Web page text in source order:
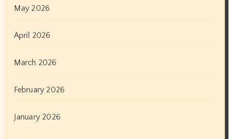
May 2026
April 2026
March 2026
February 2026
January 2026